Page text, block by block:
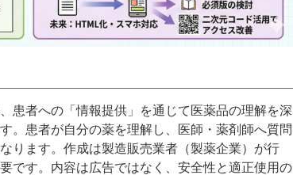
患者への「情報提供」を通じて医薬品の理解を深
。患者が自分の薬を理解し、医師・薬剤師へ質問
ります。作成は製造販売業者（製薬企業）が行
です。内容は広告ではなく、安全性と適正使用の